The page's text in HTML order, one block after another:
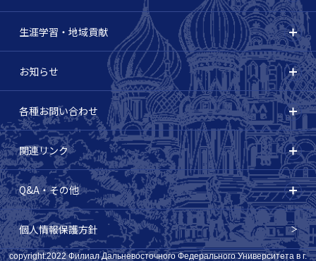
生涯学習・地域貢献
お知らせ
各種お問い合わせ
関連リンク
Q&A・その他
個人情報保護方針
copyright:2022 Филиал Дальневосточного Федерального Университета в г.